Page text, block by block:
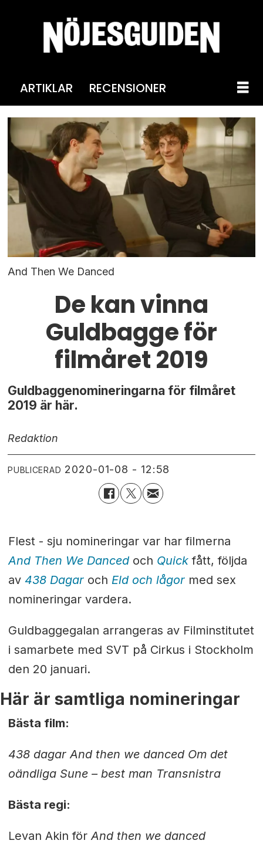
ARTIKLAR RECENSIONER
And Then We Danced
De kan vinna
Guldbagge för
filmåret 2019
Guldbaggenomineringarna för filmåret
2019 är här.
Redaktion
PUBLICERAD 2020-01-08 - 12:58
Flest - sju nomineringar var har filmerna
And Then We Dancedoch Quickfått, följda
av 438 Dagaroch Eld och lågormed sex
nomineringar vardera.
Guldbaggegalan arrangeras av Filminstitutet
i samarbete med SVT på Cirkus i Stockholm
den 20 januari.
Här är samtliga nomineringar
Bästa film:
438 dagar And then we danced Om det
oändliga Sune – best man Transnistra
Bästa regi:
Levan Akin förAnd then we danced